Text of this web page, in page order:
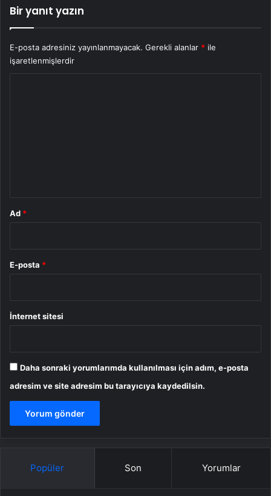
Bir yanıt yazın
E-posta adresiniz yayınlanmayacak. Gerekli alanlar * ile
işaretlenmişlerdir
Ad *
E-posta *
İnternet sitesi
Daha sonraki yorumlarımda kullanılması için adım, e-posta
adresim ve site adresim bu tarayıcıya kaydedilsin.
Popüler Son Yorumlar